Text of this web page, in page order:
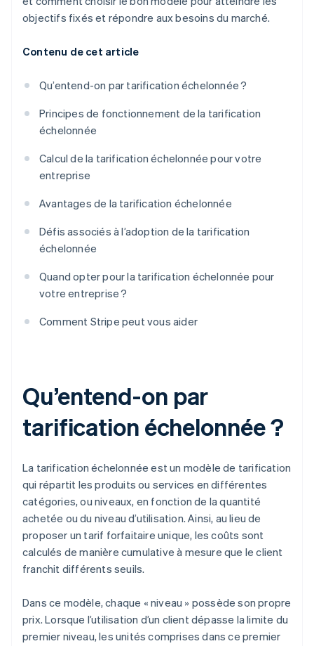
objectifs fixés et répondre aux besoins du marché.
Contenu de cet article
Qu’entend-on par tarification échelonnée ?
Principes de fonctionnement de la tarification
échelonnée
Calcul de la tarification échelonnée pour votre
entreprise
Avantages de la tarification échelonnée
Défis associés à l’adoption de la tarification
échelonnée
Quand opter pour la tarification échelonnée pour
votre entreprise ?
Comment Stripe peut vous aider
Qu’entend-on par
tarification échelonnée ?
La tarification échelonnée est un modèle de tarification
qui répartit les produits ou services en différentes
catégories, ou niveaux, en fonction de la quantité
achetée ou du niveau d’utilisation. Ainsi, au lieu de
proposer un tarif forfaitaire unique, les coûts sont
calculés de manière cumulative à mesure que le client
franchit différents seuils.
Dans ce modèle, chaque « niveau » possède son propre
prix. Lorsque l’utilisation d’un client dépasse la limite du
premier niveau, les unités comprises dans ce premier